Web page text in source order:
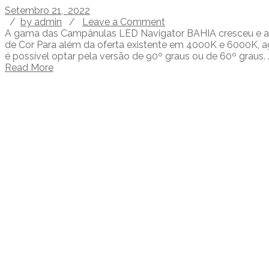
Setembro 21, 2022
/ by admin /
Leave a Comment
A gama das Campânulas LED Navigator BAHIA cresceu
de Cor Para além da oferta existente em 4000K e 6000K,
é possível optar pela versão de 90º graus ou de 60º graus. .
Read More